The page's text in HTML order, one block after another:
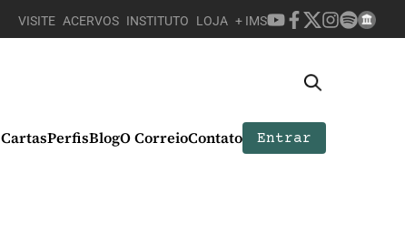
VISITE ACERVOS INSTITUTO LOJA + IMS
CartasPerfisBlogO CorreioContato Entrar